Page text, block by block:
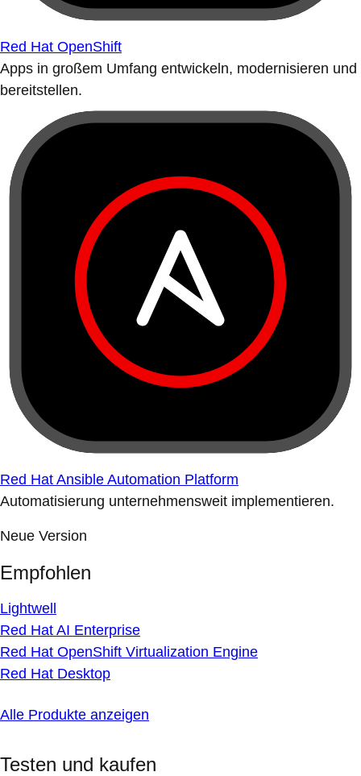
Red Hat OpenShift
Apps in großem Umfang entwickeln, modernisieren und
bereitstellen.
Red Hat Ansible Automation Platform
Automatisierung unternehmensweit implementieren.
Neue Version
Empfohlen
Lightwell
Red Hat AI Enterprise
Red Hat OpenShift Virtualization Engine
Red Hat Desktop
Alle Produkte anzeigen
Testen und kaufen